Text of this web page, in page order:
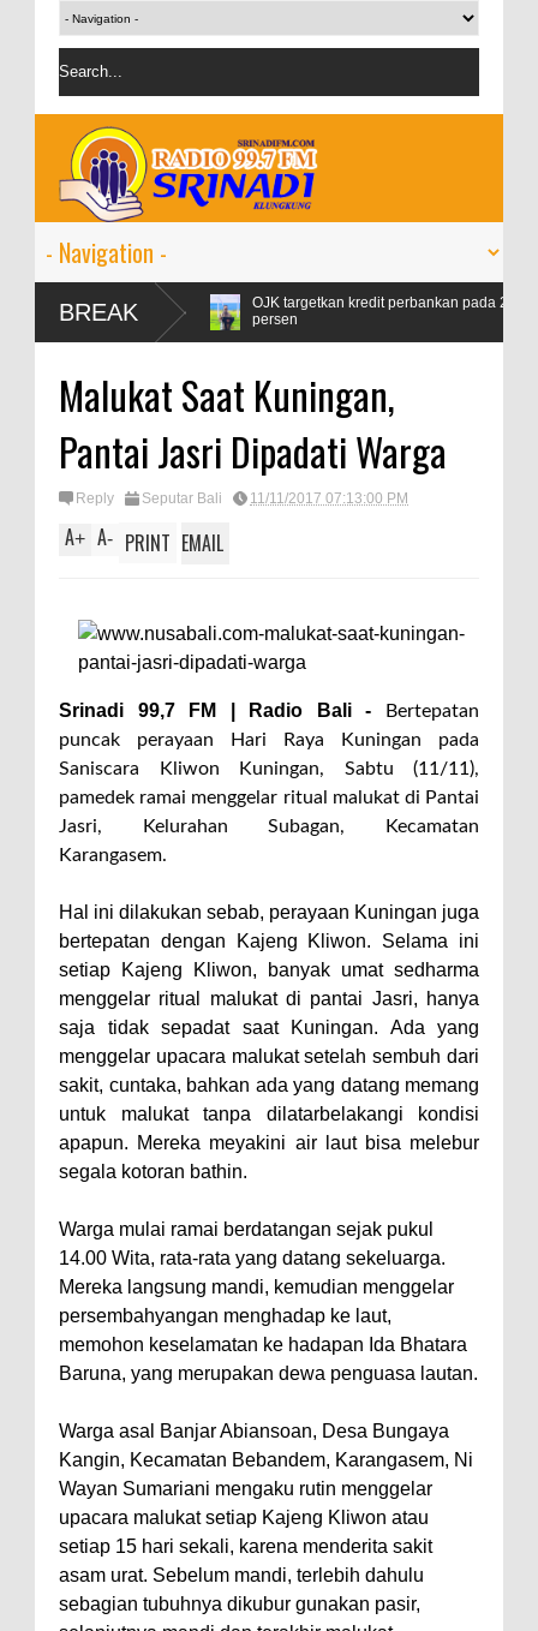
BREAK
Naik 99
OJK targetkan kredit perbankan pada 2024 tumbuh 9-
persen
Malukat Saat Kuningan,
Pantai Jasri Dipadati Warga
Reply Seputar Bali 11/11/2017 07:13:00 PM
A+ A- PRINT EMAIL
Srinadi 99,7 FM | Radio Bali -
Bertepatan
puncak perayaan Hari Raya Kuningan pada
Saniscara Kliwon Kuningan, Sabtu (11/11),
pamedek ramai menggelar ritual malukat di Pantai
Jasri, Kelurahan Subagan, Kecamatan
Karangasem.
Hal ini dilakukan sebab, perayaan Kuningan juga
bertepatan dengan Kajeng Kliwon. Selama ini
setiap Kajeng Kliwon, banyak umat sedharma
menggelar ritual malukat di pantai Jasri, hanya
saja tidak sepadat saat Kuningan. Ada yang
menggelar upacara malukat setelah sembuh dari
sakit, cuntaka, bahkan ada yang datang memang
untuk malukat tanpa dilatarbelakangi kondisi
apapun. Mereka meyakini air laut bisa melebur
segala kotoran bathin.
Warga mulai ramai berdatangan sejak pukul
14.00 Wita, rata-rata yang datang sekeluarga.
Mereka langsung mandi, kemudian menggelar
persembahyangan menghadap ke laut,
memohon keselamatan ke hadapan Ida Bhatara
Baruna, yang merupakan dewa penguasa lautan.
Warga asal Banjar Abiansoan, Desa Bungaya
Kangin, Kecamatan Bebandem, Karangasem, Ni
Wayan Sumariani mengaku rutin menggelar
upacara malukat setiap Kajeng Kliwon atau
setiap 15 hari sekali, karena menderita sakit
asam urat. Sebelum mandi, terlebih dahulu
sebagian tubuhnya dikubur gunakan pasir,